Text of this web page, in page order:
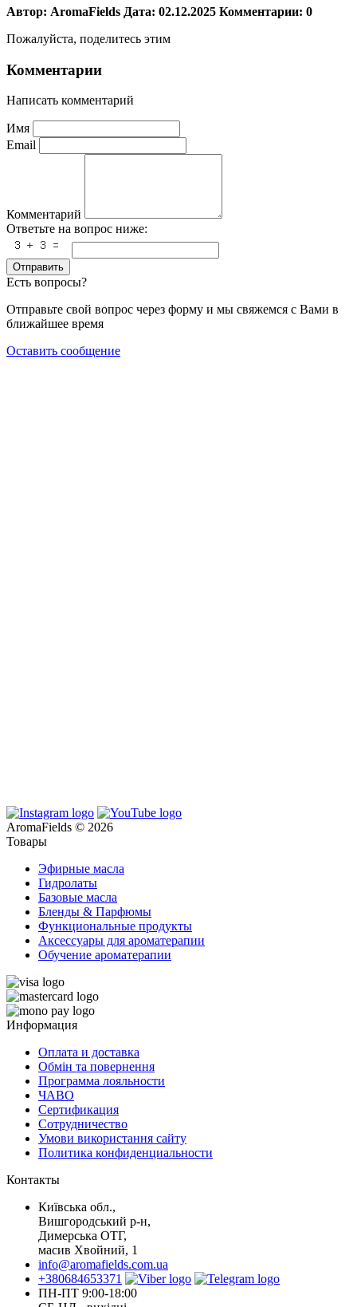
Автор: AromaFields Дата: 02.12.2025 Комментарии: 0
Пожалуйста, поделитесь этим
Комментарии
Написать комментарий
Имя
Email
Комментарий
Ответьте на вопрос ниже:
Отправить
Есть вопросы?
Отправьте свой вопрос через форму и мы свяжемся с Вами в
ближайшее время
Оставить сообщение
AromaFields © 2026
Товары
Эфирные масла
Гидролаты
Базовые масла
Бленды & Парфюмы
Функциональные продукты
Аксессуары для ароматерапии
Обучение ароматерапии
Информация
Оплата и доставка
Обмін та повернення
Программа лояльности
ЧАВО
Сертификация
Сотрудничество
Умови використання сайту
Политика конфиденциальности
Контакты
Київська обл.,
Вишгородський р-н,
Димерська ОТГ,
масив Хвойний, 1
info@aromafields.com.ua
+380684653371
ПН-ПТ 9:00-18:00